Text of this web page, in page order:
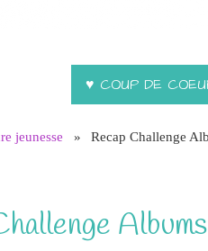
♥ COUP DE
jeunesse » Recap Challenge